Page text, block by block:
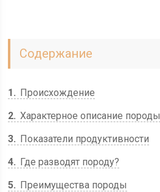
Содержание
1
Происхождение
2 Характерное описание породы
3
Показатели продуктивности
4
Где разводят породу?
5
Преимущества породы